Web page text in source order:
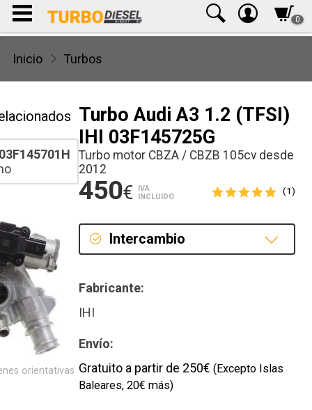
0
Inicio Turbos
Turbo Audi A3 1.2 (TFSI)
IHI 03F145725G
Turbo motor CBZA / CBZB 105cv desde
2012
450€
IVA
INCLUIDO
(1)
Intercambio
Fabricante:
IHI
Envío:
Gratuito a partir de 250€ (Excepto Islas
Baleares, 20€ más)
orientativas